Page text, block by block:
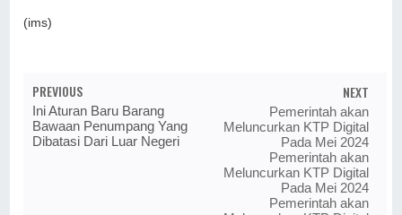
(ims)
PREVIOUS
Ini Aturan Baru Barang
Bawaan Penumpang Yang
Dibatasi Dari Luar Negeri
NEXT
Pemerintah akan
Meluncurkan KTP Digital
Pada Mei 2024
Pemerintah akan
Meluncurkan KTP Digital
Pada Mei 2024
Pemerintah akan